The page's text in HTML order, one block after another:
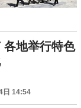
各地举行特色
日 14:54